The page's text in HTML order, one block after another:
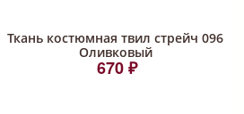
Ткань костюмная твил стрейч 096
Оливковый
670 ₽